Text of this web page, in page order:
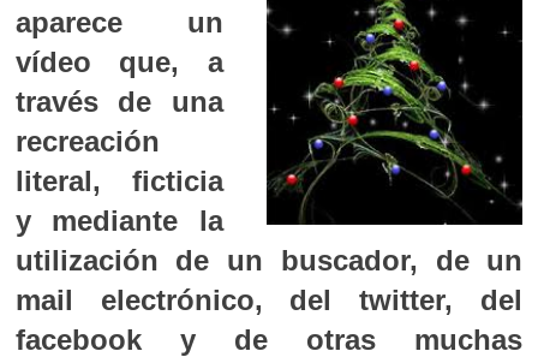
aparece un
vídeo que, a
través de una
recreación
literal, ficticia
y mediante la
utilización de un buscador, de un
mail electrónico, del twitter, del
facebook y de otras muchas